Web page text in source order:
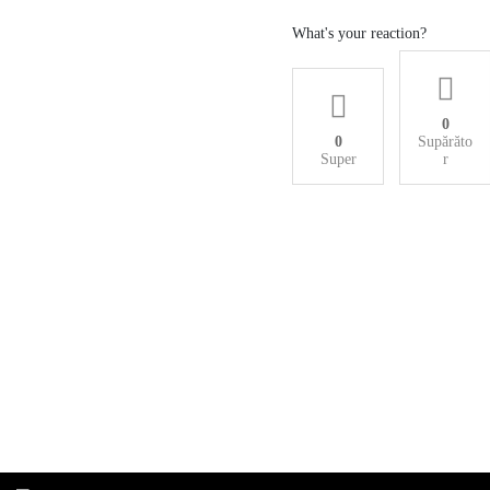
What's your reaction?
0
Super
0
Supărăto
r